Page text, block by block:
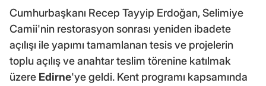
Cumhurbaşkanı Recep Tayyip Erdoğan, Selimiye
Camii'nin restorasyon sonrası yeniden ibadete
açılışı ile yapımı tamamlanan tesis ve projelerin
toplu açılış ve anahtar teslim törenine katılmak
üzere Edirne'ye geldi. Kent programı kapsamında